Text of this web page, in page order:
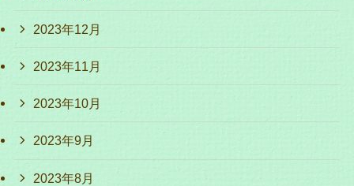
2023年12月
2023年11月
2023年10月
2023年9月
2023年8月